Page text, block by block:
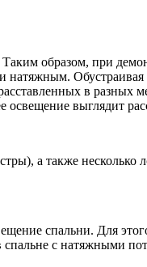
образом, при
натяжным.
в разных
освещение выглядит
а также несколько
спальни. Для
с натяжными